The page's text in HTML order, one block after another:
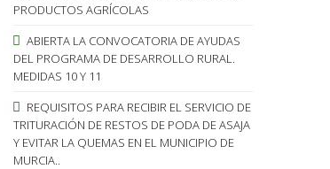
PRODUCTOS AGRÍCOLAS
ABIERTA LA CONVOCATORIA DE AYUDAS
DEL PROGRAMA DE DESARROLLO RURAL.
MEDIDAS 10 Y 11
REQUISITOS PARA RECIBIR EL SERVICIO DE
TRITURACIÓN DE RESTOS DE PODA DE ASAJA
Y EVITAR LA QUEMAS EN EL MUNICIPIO DE
MURCIA..